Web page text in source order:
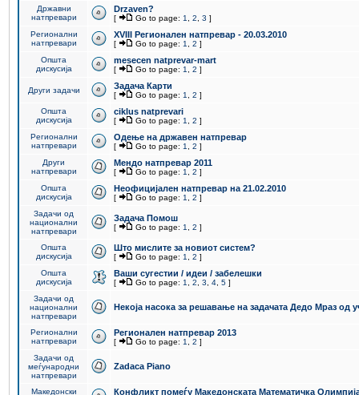
Државни
натпревари
Drzaven?
[ Go to page: 1 2 3 ]
Регионални
натпревари
XVIII Регионален натпревар - 20.03.2010
[ Go to page: 1 2 ]
Општа
дискусија
mesecen natprevar-mart
[ Go to page: 1 2 ]
Други задачи Задача Карти
[ Go to page: 1 2 ]
Општа
дискусија
ciklus natprevari
[ Go to page: 1 2 ]
Регионални
натпревари
Одење на државен натпревар
[ Go to page: 1 2 ]
Други
натпревари
Мендо натпревар 2011
[ Go to page: 1 2 ]
Општа
дискусија
Неофицијален натпревар на 21.02.2010
[ Go to page: 1 2 ]
Задачи од
национални
натпревари
Задача Помош
[ Go to page: 1 2 ]
Општа
дискусија
Што мислите за новиот систем?
[ Go to page: 1 2 ]
Општа
дискусија
Ваши сугестии / идеи / забелешки
[ Go to page: 1 2 3 4 5 ]
Задачи од
национални
натпревари
Некоја насока за решавање на задачата Дедо Мраз од
Регионални
натпревари
Регионален натпревар 2013
[ Go to page: 1 2 ]
Задачи од
меѓународни
натпревари
Zadaca Piano
Македонски
Конфликт помеѓу Македонската Математичка